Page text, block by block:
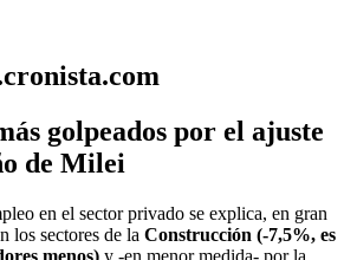
golpeados por el ajuste
de Milei
en el sector privado se explica, en gran
los sectores de la Construcción (-7,5%, es
menos) y -en menor medida- por la